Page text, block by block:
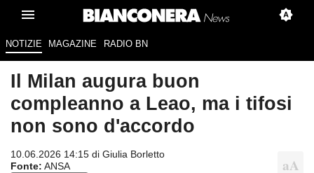
NOTIZIE MAGAZINE RADIO BN
Il Milan augura buon
compleanno a Leao, ma i tifosi
non sono d'accordo
10.06.2026 14:15 di Giulia Borletto
Fonte: ANSA